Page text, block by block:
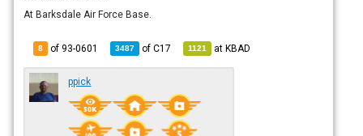
At Barksdale Air Force Base.
8 of 93-0601 3487 ofC17 1121 atKBAD
ppick